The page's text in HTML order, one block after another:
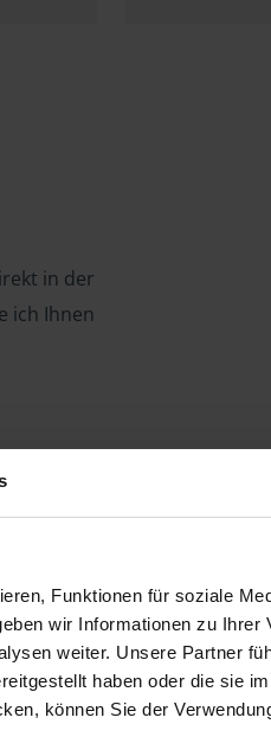
Funktionen für soziale
wir Informationen zu Ihrer
weiter. Unsere Partner
haben oder die sie
können Sie der
in der
ich Ihnen